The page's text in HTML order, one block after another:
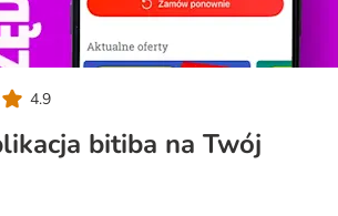
4.9
bitiba na Twój